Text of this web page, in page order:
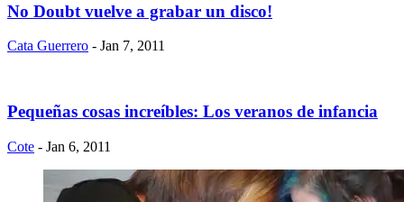
No Doubt vuelve a grabar un disco!
Cata Guerrero - Jan 7, 2011
Pequeñas cosas increíbles: Los veranos de infancia
Cote - Jan 6, 2011